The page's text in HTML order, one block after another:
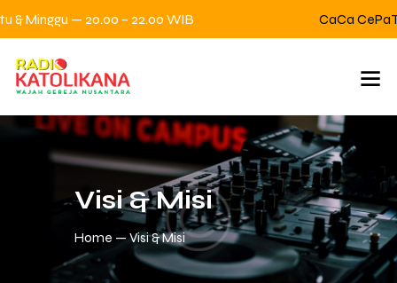
Minggu — 20.00 – 22.00 WIB CaCa
Visi & Misi
Home Visi & Misi